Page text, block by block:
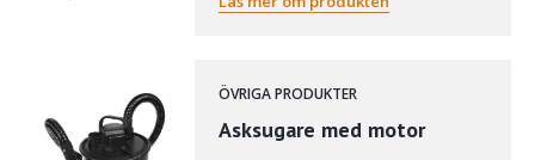
ÖVRIGA PRODUKTER
Asksugare med motor